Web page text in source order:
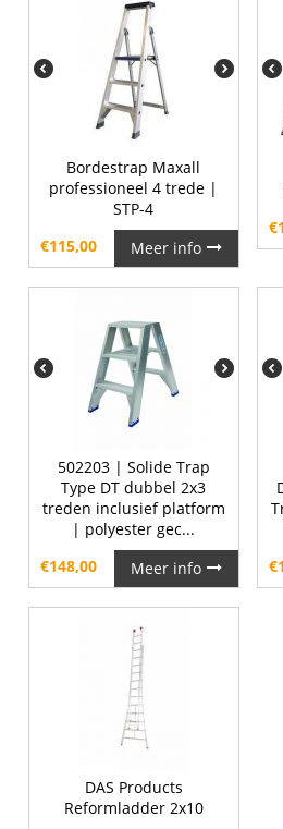
Bordestrap Maxall
professioneel 4 trede |
STP-4
€115,00 Meer info
€
502203 | Solide Trap
Type DT dubbel 2x3
treden inclusief platform
| polyester gec...
€148,00 Meer info
€
DAS Products
Reformladder 2x10